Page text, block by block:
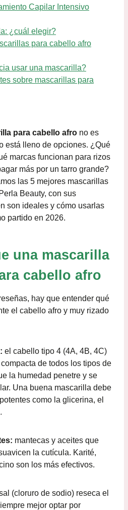
Capilar Intensivo
¿cuál elegir?
para cabello afro
usar una mascarilla?
sobre mascarillas para
para cabello afro no es
está lleno de opciones. ¿Qué
marcas funcionan para rizos
más por un tarro grande?
las 5 mejores mascarillas
Beauty, con sus
son ideales y cómo usarlas
partido en 2026.
una mascarilla
cabello afro
hay que entender qué
el cabello afro y muy rizado
el cabello tipo 4 (4A, 4B, 4C)
de todos los tipos de
la humedad penetre y se
Una buena mascarilla debe
como la glicerina, el
mantecas y aceites que
la cutícula. Karité,
son los más efectivos.
(cloruro de sodio) reseca el
mejor optar por